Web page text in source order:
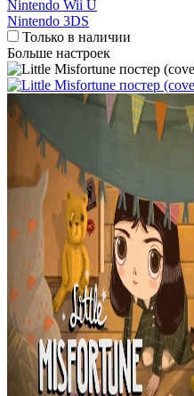
Nintendo Wii U
Nintendo 3DS
Только в наличии
Больше настроек